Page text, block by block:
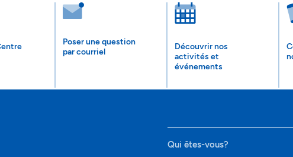
Poser une question
par courriel
Découvrir nos
activités et
événements
Qui êtes-vous?